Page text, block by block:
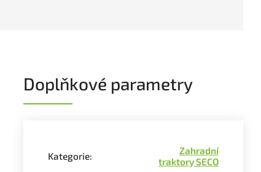
Doplňkové parametry
Kategorie:
Zahradní
traktory SECO